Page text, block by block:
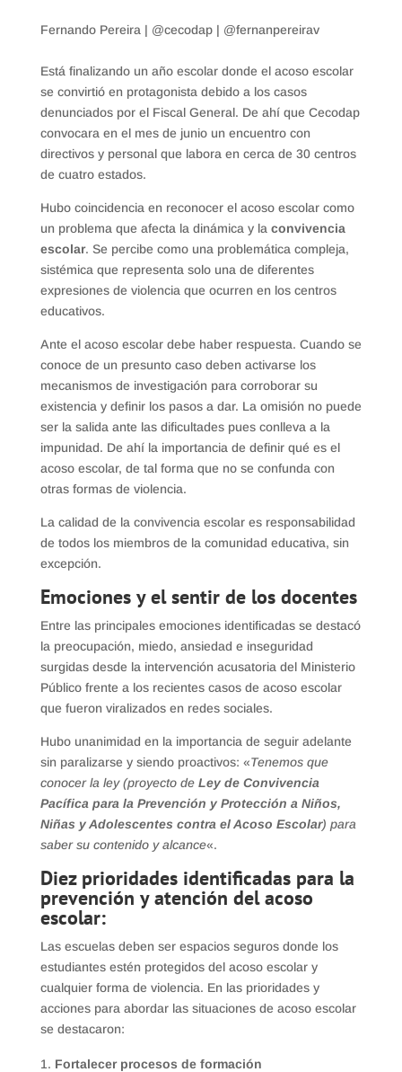
Fernando Pereira | @cecodap | @fernanpereirav
Está finalizando un año escolar donde el acoso escolar
se convirtió en protagonista debido a los casos
denunciados por el Fiscal General. De ahí que Cecodap
convocara en el mes de junio un encuentro con
directivos y personal que labora en cerca de 30 centros
de cuatro estados.
Hubo coincidencia en reconocer el acoso escolar como
un problema que afecta la dinámica y la convivencia
escolar. Se percibe como una problemática compleja,
sistémica que representa solo una de diferentes
expresiones de violencia que ocurren en los centros
educativos.
Ante el acoso escolar debe haber respuesta. Cuando se
conoce de un presunto caso deben activarse los
mecanismos de investigación para corroborar su
existencia y definir los pasos a dar. La omisión no puede
ser la salida ante las dificultades pues conlleva a la
impunidad. De ahí la importancia de definir qué es el
acoso escolar, de tal forma que no se confunda con
otras formas de violencia.
La calidad de la convivencia escolar es responsabilidad
de todos los miembros de la comunidad educativa, sin
excepción.
Emociones y el sentir de los docentes
Entre las principales emociones identificadas se destacó
la preocupación, miedo, ansiedad e inseguridad
surgidas desde la intervención acusatoria del Ministerio
Público frente a los recientes casos de acoso escolar
que fueron viralizados en redes sociales.
Hubo unanimidad en la importancia de seguir adelante
sin paralizarse y siendo proactivos: «Tenemos que
conocer la ley (proyecto de Ley de Convivencia
Pacífica para la Prevención y Protección a Niños,
Niñas y Adolescentes contra el Acoso Escolar) para
saber su contenido y alcance«.
Diez prioridades identificadas para la
prevención y atención del acoso
escolar:
Las escuelas deben ser espacios seguros donde los
estudiantes estén protegidos del acoso escolar y
cualquier forma de violencia. En las prioridades y
acciones para abordar las situaciones de acoso escolar
se destacaron:
Fortalecer procesos de formación